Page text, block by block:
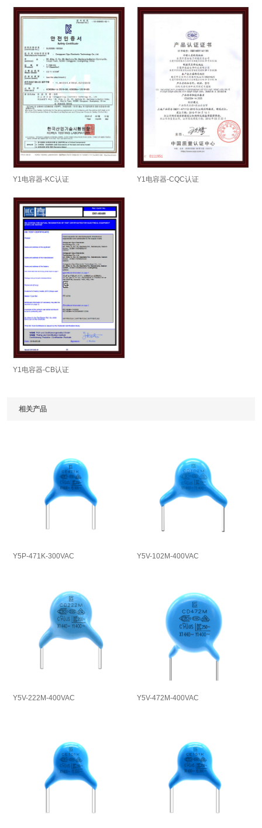
Y1电容器-KC认证 Y1电容器-CQC认证
Y1电容器-CB认证
相关产品
Y5P-471K-300VAC Y5V-102M-400VAC
Y5V-222M-400VAC Y5V-472M-400VAC